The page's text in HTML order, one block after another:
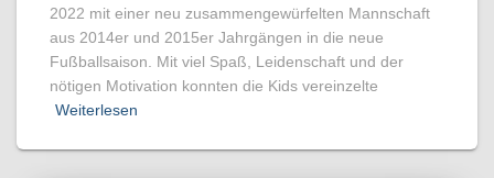
2022 mit einer neu zusammengewürfelten Mannschaft
aus 2014er und 2015er Jahrgängen in die neue
Fußballsaison. Mit viel Spaß, Leidenschaft und der
nötigen Motivation konnten die Kids vereinzelte
Weiterlesen